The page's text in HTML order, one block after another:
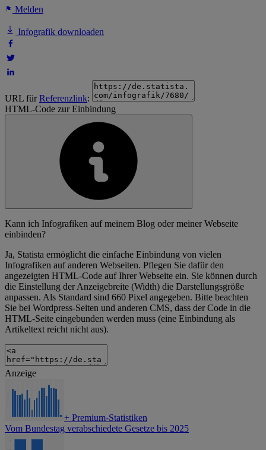
Melden
Infografik downloaden
URL fürReferenzlink:
HTML-Code zur Einbindung
Kann ich Infografiken auf meinem Blog oder meiner Webseite
einbinden?
Ja, Statista ermöglicht die einfache Einbindung von vielen
Infografiken auf anderen Webseiten. Pflegen Sie dafür den
angezeigten HTML-Code auf Ihrer Webseite ein. Sie können durch
die Einstellung der Anzeigebreite (Width) die Darstellungsgröße
anpassen. Als Standard sind 660 Pixel angegeben. Bitte beachten
Sie bei Wordpress-Seiten und anderen CMS, dass der Code in die
HTML-Seite eingebunden werden muss (eine Einbindung als
Artikeltext reicht nicht aus).
Anzeige
+ Premium-Statistiken
Vom Bundestag verabschiedete Gesetze bis 2025